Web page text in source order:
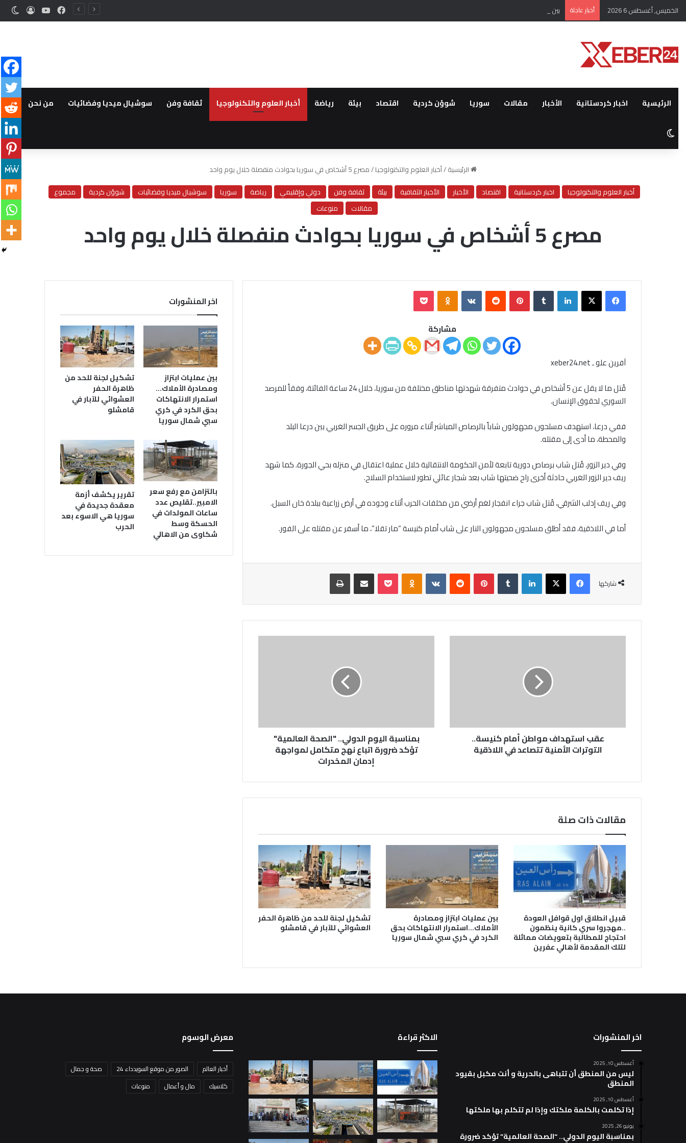
الخميس, أغسطس 6 2026 أخبار عاجلة بين عمليات ابتزاز ومصادرة الأملاك…استمرار الانتهاكات بحق الكرد في كري سبي شمال سوريا فيسبوك‫YouTube
تسجيل
الرئيسية اخبار كردستانية الأخبار مقالات سوريا شوؤن كردية اقتصاد بيئة رياضة أخبار العلوم والتكنولوجيا ثقافة وفن سوشيال ميديا وفضائيات من نحن
الوضع المظلم
الرئيسية/أخبار العلوم والتكنولوجيا/مصرع 5 أشخاص في سوريا بحوادث منفصلة خلال يوم واحد
أخبار العلوم والتكنولوجيا
اخبار كردستانية اقتصاد الأخبار الأخبار الثقافية بيئة ثقافة وفن دولي وإقليمي رياضة سوريا سوشيال ميديا وفضائيات شوؤن كردية
مجموع
مقالات
منوعات
مصرع 5 أشخاص في سوريا بحوادث منفصلة خلال يوم واحد
فيسبوك‫X لينكدإن بينتيريست Odnoklassniki
‫Pocket
مشاركة
آفرين علو ـ xeber24.net
قُتل ما لا يقل عن 5 أشخاص في حوادث متفرقة شهدتها مناطق مختلفة من سوريا، خلال 24 ساعة الفائتة، وفقاً للمرصد
السوري لحقوق الإنسان.
ففي درعا، استهدف مسلحون مجهولون شاباً بالرصاص المباشر أثناء مروره على طريق الجسر الغربي بين درعا البلد
والمحطة، ما أدى إلى مقتله.
وفي دير الزور، قُتل شاب برصاص دورية تابعة لأمن الحكومة الانتقالية خلال عملية اعتقال في منزله بحي الجورة. كما شهد
ريف دير الزور الغربي حادثة أخرى راح ضحيتها شاب بعد شجار عائلي تطور لاستخدام السلاح.
وفي ريف إدلب الشرقي، قُتل شاب جراء انفجار لغم أرضي من مخلفات الحرب أثناء وجوده في أرض زراعية ببلدة خان السبل.
أما في اللاذقية، فقد أطلق مسلحون مجهولون النار على شاب أمام كنيسة “مار تقلا”، ما أسفر عن مقتله على الفور.
شاركها
فيسبوك‫X لينكدإن بينتيريست Odnoklassniki
‫Pocket مشاركة عبر البريد طباعة
في
عقب استهداف مواطن أمام كنيسة..
التوترات الأمنية تتصاعد في اللاذقية
نهج
متكامل
لمواجهة
بمناسبة اليوم الدولي.. "الصحة العالمية"
تؤكد ضرورة اتباع نهج متكامل لمواجهة
إدمان المخدرات
مقالات ذات صلة
قبيل انطلاق اول قوافل العودة
..مهجروا سري كانية ينظمون
احتجاج للمطالبة بتعويضات مماثلة
لتلك المقدمة لأهالي عفرين
بين عمليات ابتزاز ومصادرة
الأملاك…استمرار الانتهاكات بحق
الكرد في كري سبي شمال سوريا
تشكيل لجنة للحد من ظاهرة الحفر
العشوائي للآبار في قامشلو
اخر المنشورات
بين عمليات ابتزاز
ومصادرة الأملاك…
استمرار الانتهاكات
بحق الكرد في كري
سبي شمال سوريا
تشكيل لجنة للحد من
ظاهرة الحفر
العشوائي للآبار في
قامشلو
بالتزامن مع رفع سعر
الامبير..تقليص عدد
ساعات المولدات في
الحسكة وسط
شكاوى من الاهالي
تقرير يكشف أزمة
معقدة جديدة في
سوريا هي الاسوء بعد
الحرب
اخر المنشورات
أغسطس 10, 2025
ليس من المنطق أن تتباهى بالحرية و أنت مكبل بقيود
المنطق
أغسطس 10, 2025
إذا تكلمت بالكلمة ملكتك وإذا لم تتكلم بها ملكتها
يونيو 26, 2025
بمناسبة اليوم الدولي.. “الصحة العالمية” تؤكد ضرورة
الاكثر قراءة معرض الوسوم
أخبار العالم الصور من موقع السويدداء 24
صحة و جمال
كلاسيك
مال و أعمال منوعات